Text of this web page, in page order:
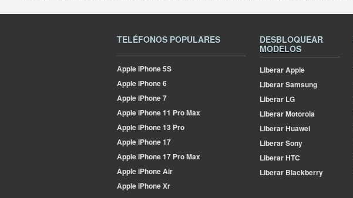
TELÉFONOS POPULARES
AppleiPhone 5S
AppleiPhone 6
AppleiPhone 7
AppleiPhone 11 Pro Max
AppleiPhone 13 Pro
AppleiPhone 17
AppleiPhone 17 Pro Max
AppleiPhone Air
AppleiPhone Xr
DESBLOQUEAR
MODELOS
Liberar Apple
Liberar Samsung
Liberar LG
Liberar Motorola
Liberar Huawei
Liberar Sony
Liberar HTC
Liberar Blackberry